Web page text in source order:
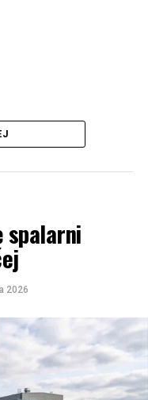
spalarni
2026